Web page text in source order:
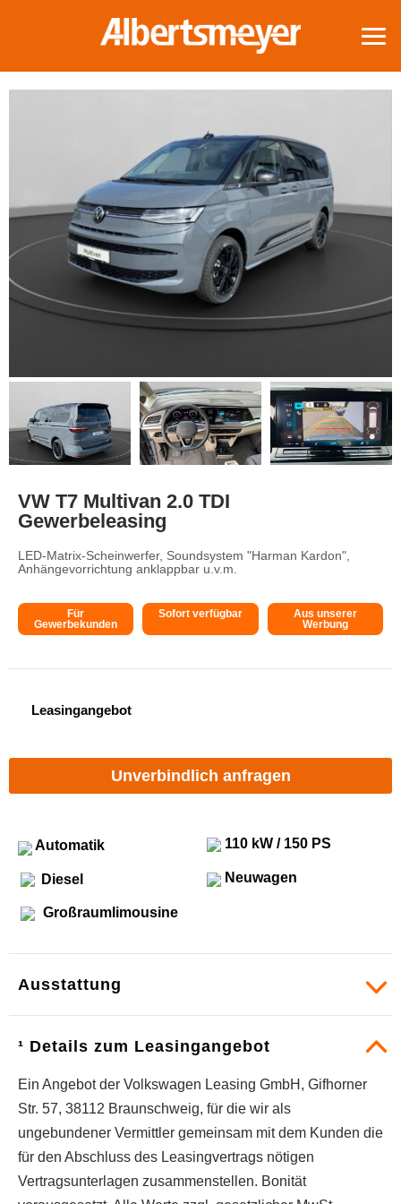
VW T7 Multivan 2.0 TDI
Gewerbeleasing
LED-Matrix-Scheinwerfer, Soundsystem "Harman Kardon",
Anhängevorrichtung anklappbar u.v.m.
Für
Gewerbekunden
Sofort verfügbar
Aus unserer
Werbung
Leasingangebot
Unverbindlich anfragen
Automatik 110 kW / 150 PS
Diesel Neuwagen
Großraumlimousine
Ausstattung
¹ Details zum Leasingangebot
Ein Angebot der Volkswagen Leasing GmbH, Gifhorner
Str. 57, 38112 Braunschweig, für die wir als
ungebundener Vermittler gemeinsam mit dem Kunden die
für den Abschluss des Leasingvertrags nötigen
Vertragsunterlagen zusammenstellen. Bonität